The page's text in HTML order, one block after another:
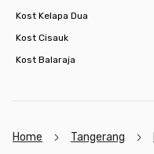
Kost Kelapa Dua
Kost Cisauk
Kost Balaraja
Home Tangerang